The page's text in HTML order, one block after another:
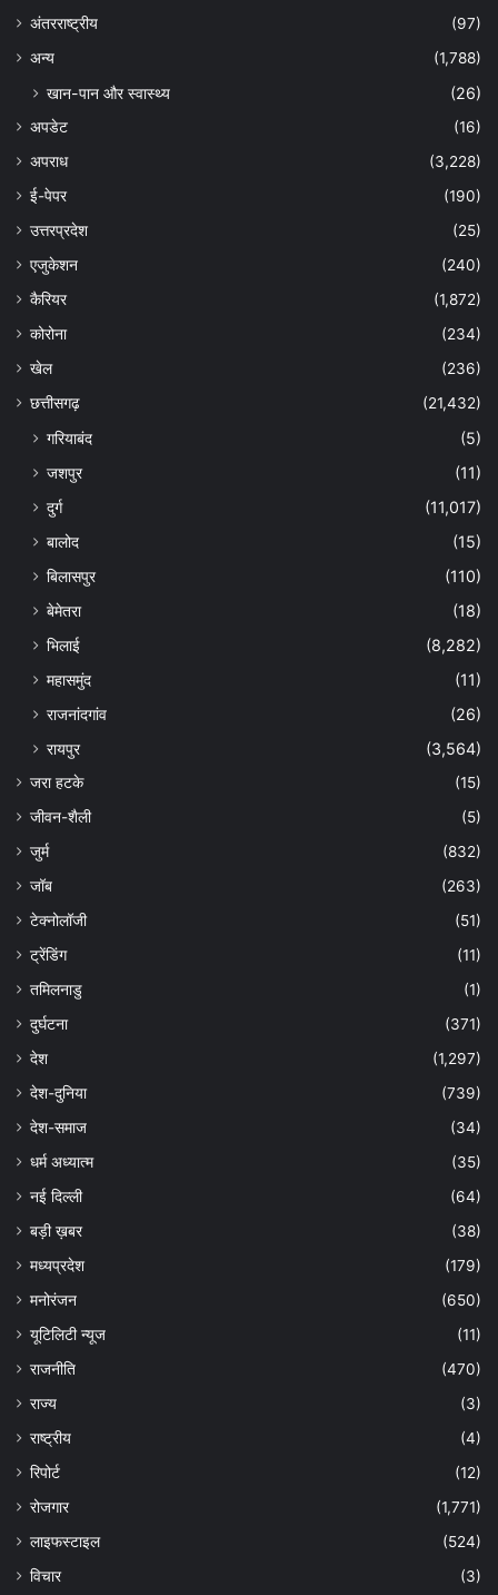
अंतरराष्ट्रीय
(97)
अन्‍य
(1,788)
खान-पान और स्वास्थ्य (26)
अपडेट
(16)
अपराध
(3,228)
ई-पेपर
(190)
उत्तरप्रदेश
(25)
एजुकेशन
(240)
कैरियर
(1,872)
कोरोना
(234)
खेल
(236)
छत्तीसगढ़
(21,432)
गरियाबंद
(5)
जशपुर
(11)
दुर्ग
(11,017)
बालोद
(15)
बिलासपुर
(110)
बेमेतरा
(18)
भिलाई
(8,282)
महासमुंद
(11)
राजनांदगांव
(26)
रायपुर
(3,564)
जरा हटके
(15)
जीवन-शैली
(5)
जुर्म
(832)
जॉब
(263)
टेक्नोलॉजी
(51)
ट्रेंडिंग
(11)
तमिलनाडु
(1)
दुर्घटना
(371)
देश
(1,297)
देश-दुनिया
(739)
देश-समाज
(34)
धर्म अध्यात्म
(35)
नई दिल्ली
(64)
बड़ी ख़बर
(38)
मध्यप्रदेश
(179)
मनोरंजन
(650)
यूटिलिटी न्यूज
(11)
राजनीति
(470)
राज्य
(3)
राष्ट्रीय
(4)
रिपोर्ट
(12)
रोजगार
(1,771)
लाइफस्टाइल
(524)
विचार
(3)